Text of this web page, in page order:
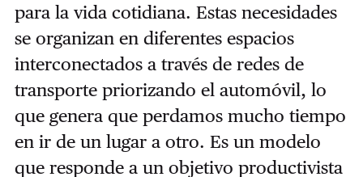
para la vida cotidiana. Estas necesidades
se organizan en diferentes espacios
interconectados a través de redes de
transporte priorizando el automóvil, lo
que genera que perdamos mucho tiempo
en ir de un lugar a otro. Es un modelo
que responde a un objetivo productivista